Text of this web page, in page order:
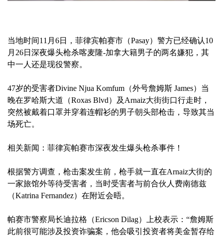
当地时间11月6日，菲律宾帕赛市（Pasay）警方已经确认10
月26日深夜爆头枪杀喀麦隆-加拿大籍男子的两名嫌犯，其
中一人还是现役警察。
47岁的受害者Divine Njua Komfum（外号詹姆斯 James）当
晚在罗哈斯大道（Roxas Blvd）及Arnaiz大街街口行走时，
突然被戴着口罩并穿着连帽衫的男子朝头部枪击，导致其当
场死亡。
相关新闻：菲律宾帕赛市深夜发生爆头枪杀事件！
根据警方调查，枪击案发生前，枪手就一直在Arnaiz大街的
一家旅馆外等待受害者，当时受害者与前合伙人费南德兹
（Katrina Fernandez）在附近会晤。
帕赛市警察局长迪拉格（Ericson Dilag）上校表示：“詹姆斯
此前很可能涉及投资诈骗案，他会吸引投资者将美金暂存给